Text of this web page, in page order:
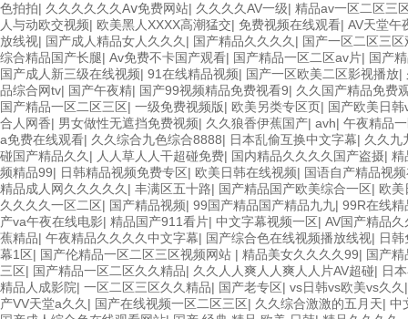
色拍拍| 久久久久久久Aⅴ免费网站| 久久久久AV一级| 精品av一区二区三
人与动欧交视频| 欧美黑人XXXX高潮猛交| 免费视频在线观看| AV天堂午
放线视| 国产成人精品女人久久久 | 国产精品久久久久 | 国产一区二区三区
综合精品国产长腿| Av免费不卡国产观看| 国产精品一区二区av片| 国产
国产成人新三级在线视频| 91在线精品视频| 国产一区欧美二区影视播放|
品综合网tv| 国产午夜精| 国产99视频精品免费视看9| 久久国产精品免费
国产精品一区二区三区| 一级免费视频版| 欧美另类专区页| 国产欧美日
合人网香| 男女做性无遮挡免费视频| 久久狼香伊蕉国产| avh| 午夜精品
a免费在线观看| 久久综合九色综合8888| 日本乱偷互换中文字幕| 久久九
碰国产精品久久 | 人人草人人干超碰免费| 国内精品久久久久国产盗摄| 精
频精品99| 日韩精品视频免费专区| 欧美日韩在线视频| 国语自产精品视
精品成人网久久久久久 | 丰满区五十路| 国产精品国产欧美综合一区| 欧美
久久久久一区二区| 国产精品视频| 99国产精品国产精品九九| 99R在线精
产va午夜在线电影| 精品国产911看片| 中文字幕视频一区| AV国产精品久
蕉精品| 午夜精品久久久久中文字幕| 国产综合色在线视频播放线视| 日
幕1区| 国产伦精品一区二区三区视频网站 | 精品美女久久久久99| 国产
三区| 国产精品一区二区久久精品| 久久人人爽人人爽人人片AV超碰| 日
精品人成影院| 一区二区三区久久精品| 国产老专区| vs日韩vs欧美vs久久
产VV天堂a久久 | 国产在线视频一区二区三区| 久久综合激激的五月天| 中